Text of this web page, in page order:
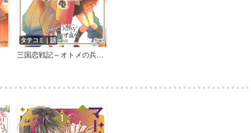
タテコミ｜話
三国恋戦記～オトメの兵法！～【フルカラー】